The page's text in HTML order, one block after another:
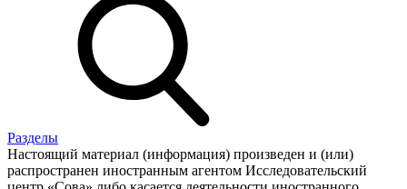
Разделы
Настоящий материал (информация) произведен и (или)
распространен иностранным агентом Исследовательский